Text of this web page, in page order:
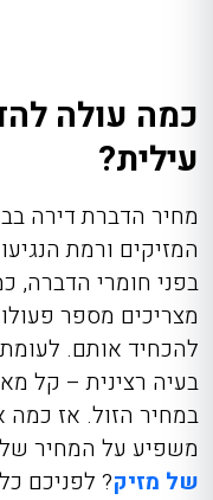
כמה עולה
עילית?
מחיר הדברת דירה
המזיקים ורמת
בפני חומרי הדברה,
מצריכים מספר
להכחיד אותם.
בעיה רצינית – קל
במחיר הזול. אז
משפיע על המחיר
של מזיק? לפניכם